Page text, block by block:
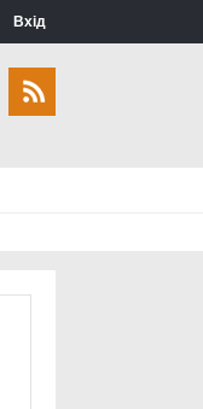
Вхід